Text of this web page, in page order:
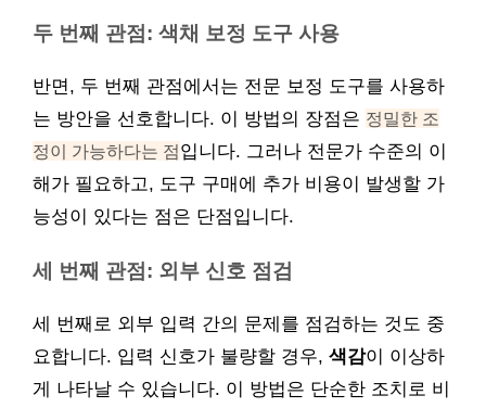
두 번째 관점: 색채 보정 도구 사용
반면, 두 번째 관점에서는 전문 보정 도구를 사용하
는 방안을 선호합니다. 이 방법의 장점은 정밀한 조
정이 가능하다는 점입니다. 그러나 전문가 수준의 이
해가 필요하고, 도구 구매에 추가 비용이 발생할 가
능성이 있다는 점은 단점입니다.
세 번째 관점: 외부 신호 점검
세 번째로 외부 입력 간의 문제를 점검하는 것도 중
요합니다. 입력 신호가 불량할 경우, 색감이 이상하
게 나타날 수 있습니다. 이 방법은 단순한 조치로 비